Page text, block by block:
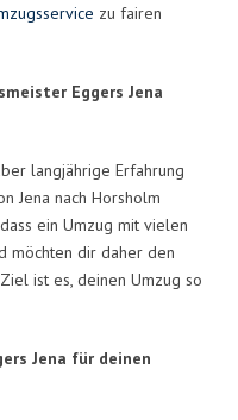
zu fairen
Eggers Jena
langjährige Erfahrung
Jena nach Horsholm
ein Umzug mit vielen
möchten dir daher den
ist es, deinen Umzug so
Jena für deinen